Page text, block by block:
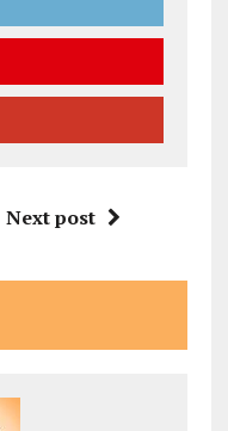
Next post